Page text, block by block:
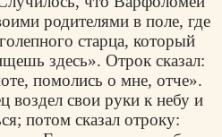
родителями в поле, где
старца, который
здесь». Отрок сказал:
помолись о мне, отче».
воздел свои руки к небу и
потом сказал отроку: